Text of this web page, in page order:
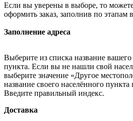
Если вы уверены в выборе, то
оформить заказ, заполнив по этапам
Заполнение адреса
Выберите из списка название
пункта. Если вы не нашли свой
выберите значение «Другое
название своего населённого пункта
Введите правильный индекс.
Доставка